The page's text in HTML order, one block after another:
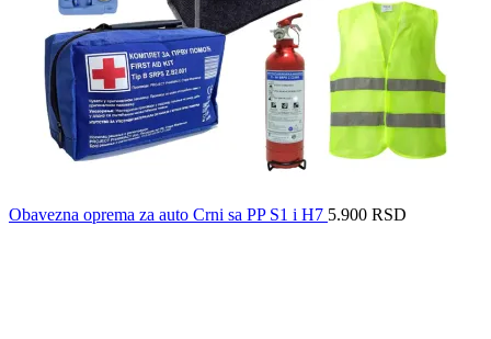
Obavezna oprema za auto Crni sa PP S1 i H7 5.900 RSD